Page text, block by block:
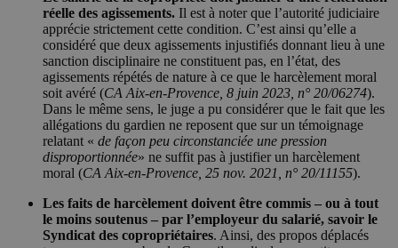
réelle des agissements. Il est à noter que l’autorité judiciaire
apprécie strictement cette condition. C’est ainsi qu’elle a
considéré que deux agissements injustifiés donnant lieu à une
sanction disciplinaire ne constituent pas, en l’état, des
agissements répétés de nature à ce que le harcèlement moral
soit avéré (CA Aix-en-Provence, 8 juin 2023, n° 20/06274).
Dans le même sens, le juge a pu considérer que le fait que les
allégations du gardien ne reposent que sur un témoignage
relatant « de façon peu circonstanciée une pression
disproportionnée» ne suffit pas à justifier un harcèlement
moral (CA Aix-en-Provence, 25 nov. 2021, n° 20/11155).
Les faits de harcèlement doivent être commis – ou à tout
le moins soutenus – par l’employeur du salarié, savoir le
Syndicat des copropriétaires. Ainsi, des propos déplacés